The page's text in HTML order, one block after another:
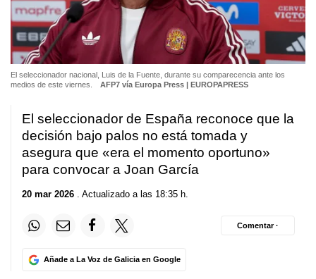
El seleccionador nacional, Luis de la Fuente, durante su comparecencia ante los
medios de este viernes.
AFP7 vía Europa Press | EUROPAPRESS
El seleccionador de España reconoce que la
decisión bajo palos no está tomada y
asegura que «era el momento oportuno»
para convocar a Joan García
20 mar 2026 . Actualizado a las 18:35 h.
Añade a La Voz de Galicia en Google
Comentar ·